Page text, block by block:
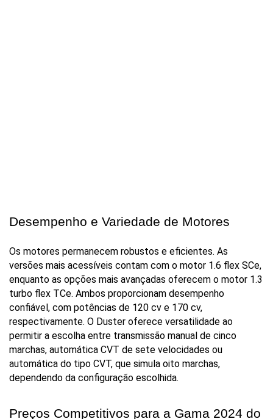
Desempenho e Variedade de Motores
Os motores permanecem robustos e eficientes. As
versões mais acessíveis contam com o motor 1.6 flex SCe,
enquanto as opções mais avançadas oferecem o motor 1.3
turbo flex TCe. Ambos proporcionam desempenho
confiável, com potências de 120 cv e 170 cv,
respectivamente. O Duster oferece versatilidade ao
permitir a escolha entre transmissão manual de cinco
marchas, automática CVT de sete velocidades ou
automática do tipo CVT, que simula oito marchas,
dependendo da configuração escolhida.
Preços Competitivos para a Gama 2024 do